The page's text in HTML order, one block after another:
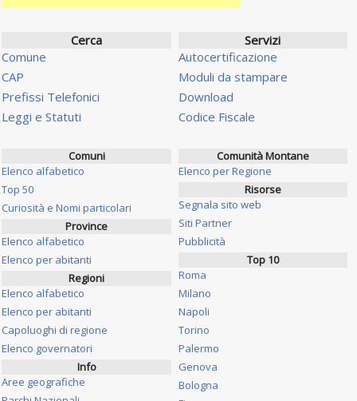
Cerca
Comune
CAP
Prefissi Telefonici
Leggi e Statuti
Servizi
Autocertificazione
Moduli da stampare
Download
Codice Fiscale
Comuni
Elenco alfabetico
Top 50
Curiosità e Nomi particolari
Province
Elenco alfabetico
Elenco per abitanti
Regioni
Elenco alfabetico
Elenco per abitanti
Capoluoghi di regione
Elenco governatori
Info
Aree geografiche
Comunità Montane
Elenco per Regione
Risorse
Segnala sito web
Siti Partner
Pubblicità
Top 10
Roma
Milano
Napoli
Torino
Palermo
Genova
Bologna